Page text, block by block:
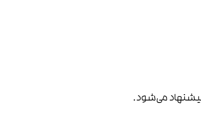
پیشنهاد می‌شود.